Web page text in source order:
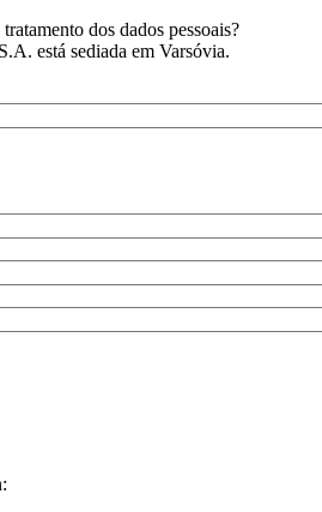
dos dados pessoais?
está sediada em Varsóvia.